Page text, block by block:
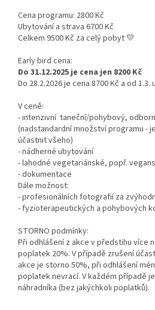
Cena programu: 2800 Kč
Ubytování a strava 6700 Kč
Celkem 9500 Kč za celý pobyt 💛
Early bird cena:
Do 31.12.2025 je cena jen 8200 Kč
Do 28.2.2026 je cena 8700 Kč a od 1.3.
V ceně:
- intenzivní taneční/pohybový,
(nadstandardní množství programu -
účastnit všeho)
- nádherné ubytování
- lahodné vegetariánské, popř.
- dokumentace
Dále možnost:
- profesionálních fotografií za
- fyzioterapeutických a pohybových
STORNO podmínky:
Při odhlášení z akce v předstihu více
poplatek 20%. V případě zrušení
akce je storno 50%, při odhlášení
poplatek nevrací. V každém případě
náhradníka (bez jakýchkoli poplatků).